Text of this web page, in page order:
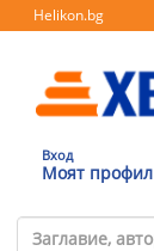
Helikon.bg
Вход
Моят профил